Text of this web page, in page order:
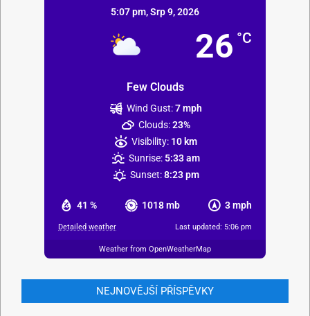
5:07 pm,Srp 9, 2026
26 °C
Few Clouds
41 % 1018 mb 3 mph
Wind Gust:7 mph
Clouds:23%
Visibility: 10 km
Sunrise: 5:33 am
Sunset: 8:23 pm
Detailed weather Last updated: 5:06 pm
Weather from OpenWeatherMap
NEJNOVĚJŠÍ PŘÍSPĚVKY